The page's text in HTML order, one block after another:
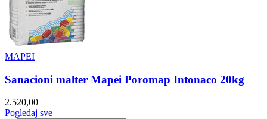
MAPEI
Sanacioni malter Mapei Poromap Intonaco 20kg
2.520,00
Pogledaj sve